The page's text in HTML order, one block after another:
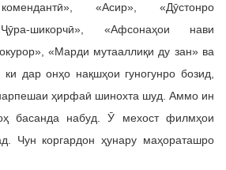
«Асир», «Дӯстонро
шикорчӣ», «Афсонаҳои нави
«Марди мутааллиқи ду зан» ва
дар онҳо нақшҳои гуногунро бозид,
ҳирфаӣ шинохта шуд. Аммо ин
басанда набуд. Ӯ мехост филмҳои
Чун коргардон ҳунару маҳораташро